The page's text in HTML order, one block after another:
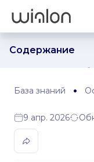
Содержание
Надежность и
Техническая
Ценообразование
Возможности
Поддержка
База знаний
9 апр. 2026